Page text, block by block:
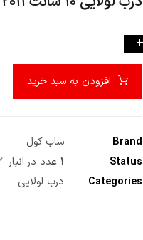
+
افزودن به سبد خرید
Brand
ساب کول
Status
۱ عدد در انبار
Categories
درب لولایی